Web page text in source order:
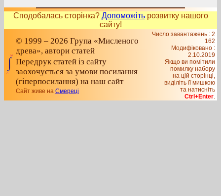
Сподобалась сторінка? Допоможітьрозвитку нашого
сайту!
© 1999 – 2026 Група «Мисленого
древа», автори статей
Передрук статей із сайту
заохочується за умови посилання
(гіперпосилання) на наш сайт
Сайт живе на Смереці
Число завантажень : 2
162
Модифіковано :
2.10.2019
Якщо ви помітили
помилку набору
на цiй сторiнцi,
видiлiть її мишкою
та натисніть
Ctrl+Enter.